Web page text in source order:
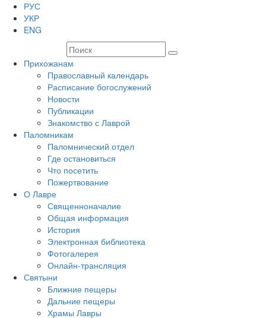
РУС
УКР
ENG
Прихожанам
Православный календарь
Расписание богослужений
Новости
Публикации
Знакомство с Лаврой
Паломникам
Паломнический отдел
Где остановиться
Что посетить
Пожертвование
О Лавре
Священноначалие
Общая информация
История
Электронная библиотека
Фотогалерея
Онлайн-трансляция
Святыни
Ближние пещеры
Дальние пещеры
Храмы Лавры